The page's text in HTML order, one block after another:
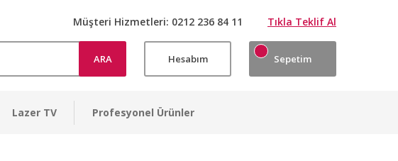
Müşteri Hizmetleri: 0212 236 84 11 Tıkla Teklif Al
ARA Hesabım Sepetim
Lazer TV Profesyonel Ürünler